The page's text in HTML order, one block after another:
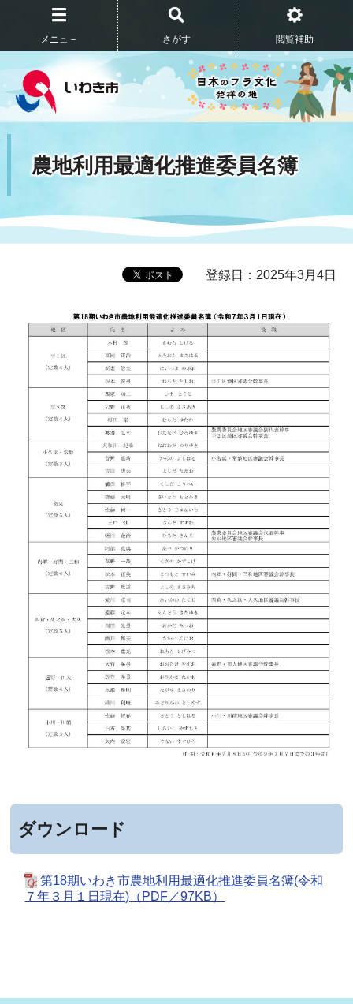
メニュ－ さがす 閲覧補助
農地利用最適化推進委員名簿
登録日：2025年3月4日
ダウンロード
第18期いわき市農地利用最適化推進委員名簿(令和
７年３月１日現在)（PDF／97KB）